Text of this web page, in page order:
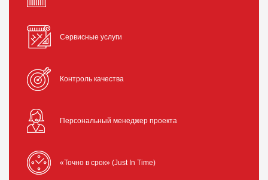
Сервисные услуги
Контроль качества
Персональный менеджер проекта
«Точно в срок» (Just In Time)